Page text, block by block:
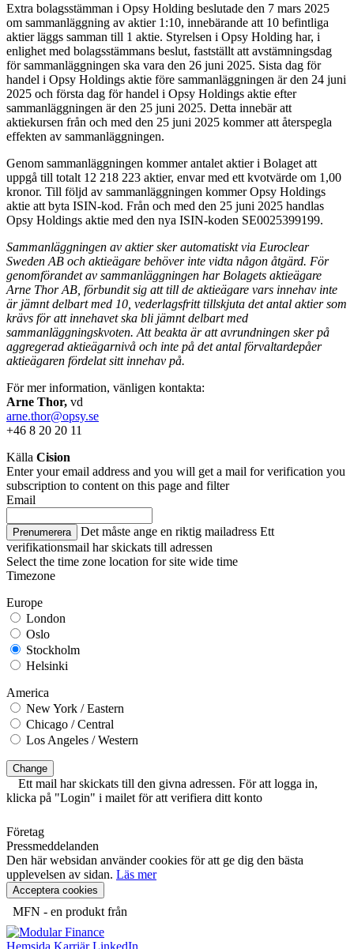
Extra bolagsstämman i Opsy Holding beslutade den 7 mars 2025
om sammanläggning av aktier 1:10, innebärande att 10 befintliga
aktier läggs samman till 1 aktie. Styrelsen i Opsy Holding har, i
enlighet med bolagsstämmans beslut, fastställt att avstämningsdag
för sammanläggningen ska vara den 26 juni 2025. Sista dag för
handel i Opsy Holdings aktie före sammanläggningen är den 24 juni
2025 och första dag för handel i Opsy Holdings aktie efter
sammanläggningen är den 25 juni 2025. Detta innebär att
aktiekursen från och med den 25 juni 2025 kommer att återspegla
effekten av sammanläggningen.
Genom sammanläggningen kommer antalet aktier i Bolaget att
uppgå till totalt 12 218 223 aktier, envar med ett kvotvärde om 1,00
kronor. Till följd av sammanläggningen kommer Opsy Holdings
aktie att byta ISIN-kod. Från och med den 25 juni 2025 handlas
Opsy Holdings aktie med den nya ISIN-koden SE0025399199.
Sammanläggningen av aktier sker automatiskt via Euroclear
Sweden AB och aktieägare behöver inte vidta någon åtgärd. För
genomförandet av sammanläggningen har Bolagets aktieägare
Arne Thor AB, förbundit sig att till de aktieägare vars innehav inte
är jämnt delbart med 10, vederlagsfritt tillskjuta det antal aktier som
krävs för att innehavet ska bli jämnt delbart med
sammanläggningskvoten. Att beakta är att avrundningen sker på
aggregerad aktieägarnivå och inte på det antal förvaltardepåer
aktieägaren fördelat sitt innehav på.
För mer information, vänligen kontakta:
Arne Thor, vd
arne.thor@opsy.se
+46 8 20 20 11
Källa Cision
Enter your email address and you will get a mail for verification you
subscription to content on this page and filter
Email
Prenumerera Det måste ange en riktig mailadress Ett
verifikationsmail har skickats till adressen
Select the time zone location for site wide time
Timezone
Europe
London
Oslo
Stockholm
Helsinki
America
New York / Eastern
Chicago / Central
Los Angeles / Western
Change
Ett mail har skickats till den givna adressen. För att logga in,
klicka på "Login" i mailet för att verifiera ditt konto
Företag
Pressmeddelanden
Den här websidan använder cookies för att ge dig den bästa
upplevelsen av sidan. Läs mer
Acceptera cookies
MFN - en produkt från
Hemsida Karriär LinkedIn